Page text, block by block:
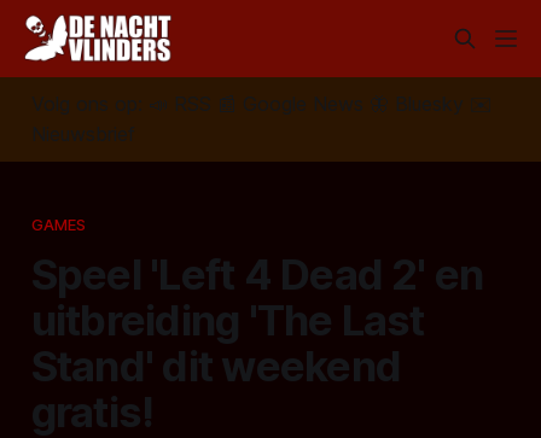
Volg ons op: 📣 RSS 📰 Google News 🦋 Bluesky
✉️
Nieuwsbrief
GAMES
Speel 'Left 4 Dead 2' en
uitbreiding 'The Last
Stand' dit weekend
gratis!